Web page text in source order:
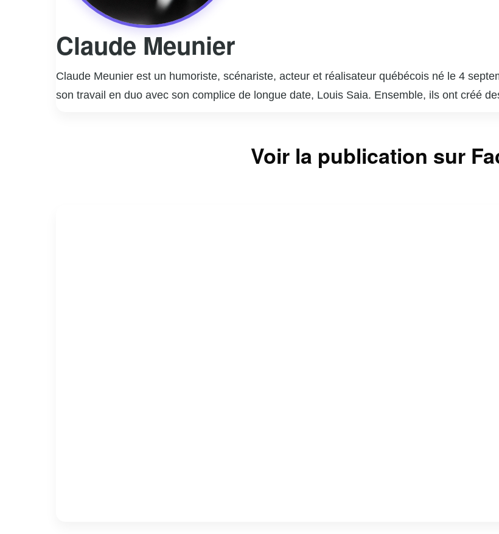
Claude Meunier
Claude Meunier est un humoriste, scénariste, acteur et réalisateur québécois né le 4
son travail en duo avec son complice de longue date, Louis Saia. Ensemble, ils ont créé
plus longue série de représentations au Canada. En plus de son travail à la télévision et
des scénarios qui ont contribué à enrichir le paysage culturel du Québec. Son style
Voir la publication sur